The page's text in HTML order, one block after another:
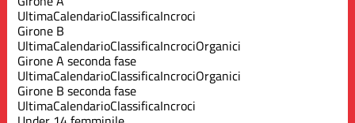
UltimaCalendarioClassificaIncroci
Girone B
UltimaCalendarioClassificaIncrociOrganici
Girone A seconda fase
UltimaCalendarioClassificaIncrociOrganici
Girone B seconda fase
UltimaCalendarioClassificaIncroci